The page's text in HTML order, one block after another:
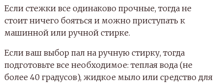
Если стежки все одинаково прочные, тогда не
стоит ничего бояться и можно приступать к
машинной или ручной стирке.
Если ваш выбор пал на ручную стирку, тогда
подготовьте все необходимое: теплая вода (не
более 40 градусов), жидкое мыло или средство для